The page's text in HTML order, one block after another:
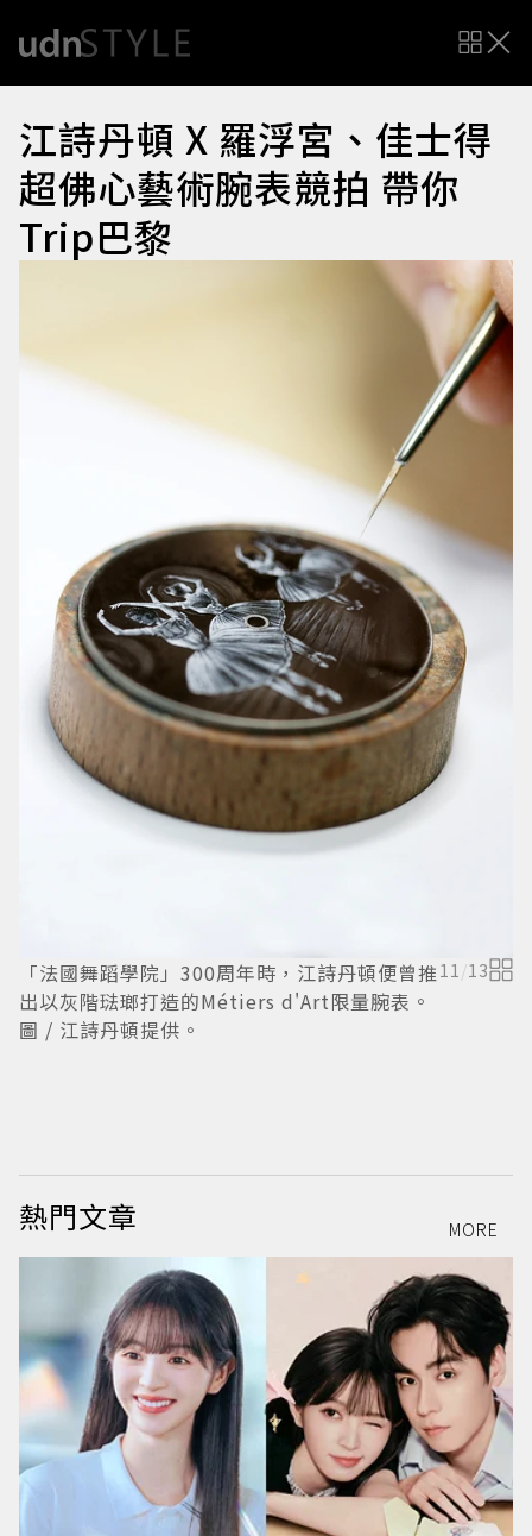
江詩丹頓 X 羅浮宮、佳士得
超佛心藝術腕表競拍 帶你
Trip巴黎
「法國舞蹈學院」300周年時，江詩丹頓便曾推
出以灰階琺瑯打造的Métiers d'Art限量腕表。
圖 / 江詩丹頓提供。
11/13
熱門文章 MORE